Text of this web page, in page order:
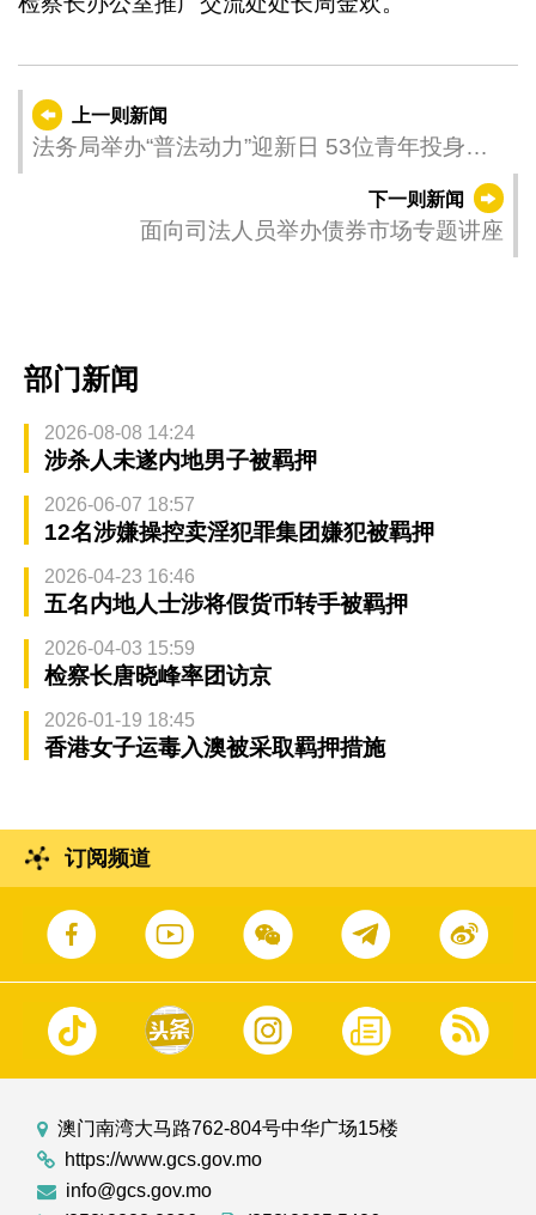
上一则新闻
法务局举办“普法动力”迎新日 53位青年投身普
下一则新闻
面向司法人员举办债券市场专题讲座
部门新闻
2026-08-08 14:24
涉杀人未遂内地男子被羁押
2026-06-07 18:57
12名涉嫌操控卖淫犯罪集团嫌犯被羁押
2026-04-23 16:46
五名内地人士涉将假货币转手被羁押
2026-04-03 15:59
检察长唐晓峰率团访京
2026-01-19 18:45
香港女子运毒入澳被采取羁押措施
订阅频道
澳门南湾大马路762-804号中华广场15楼
https://www.gcs.gov.mo
info@gcs.gov.mo